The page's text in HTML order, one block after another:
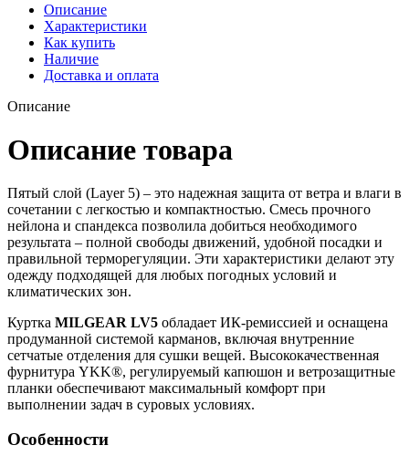
Описание
Характеристики
Как купить
Наличие
Доставка и оплата
Описание
Описание товара
Пятый слой (Layer 5) – это надежная защита от ветра и влаги в
сочетании с легкостью и компактностью. Смесь прочного
нейлона и спандекса позволила добиться необходимого
результата – полной свободы движений, удобной посадки и
правильной терморегуляции. Эти характеристики делают эту
одежду подходящей для любых погодных условий и
климатических зон.
Куртка MILGEAR LV5 обладает ИК-ремиссией и оснащена
продуманной системой карманов, включая внутренние
сетчатые отделения для сушки вещей. Высококачественная
фурнитура YKK®, регулируемый капюшон и ветрозащитные
планки обеспечивают максимальный комфорт при
выполнении задач в суровых условиях.
Особенности